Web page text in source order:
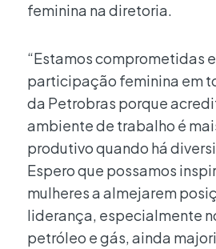
feminina na diretoria.
“Estamos comprometidas
participação feminina em
da Petrobras porque
ambiente de trabalho é
produtivo quando há
Espero que possamos
mulheres a almejarem
liderança, especialmente
petróleo e gás, ainda